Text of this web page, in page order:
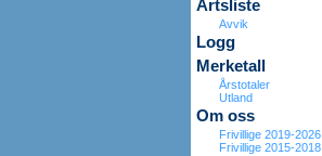
Artsliste
Avvik
Logg
Merketall
Årstotaler
Utland
Om oss
Frivillige 2019-2026
Frivillige 2015-2018